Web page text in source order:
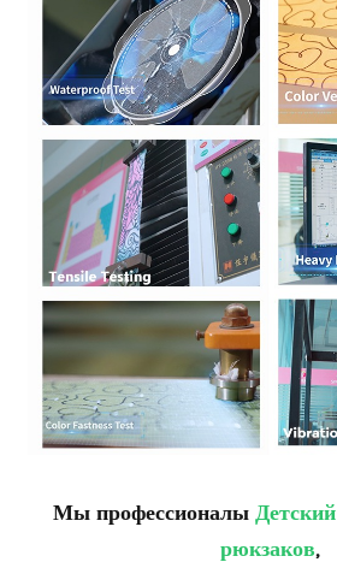
Мы профессионалы Детский
рюкзаков,